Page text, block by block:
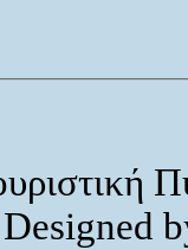
Designed